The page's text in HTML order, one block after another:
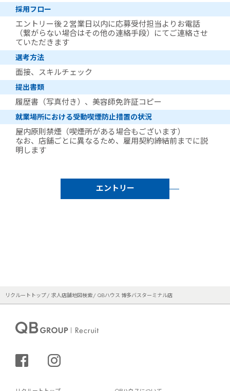
採用フロー
エントリー後２営業日以内に応募受付担当よりお電話
（繋がらない場合はその他の連絡手段）にてご連絡させ
ていただきます
選考方法
面接、スキルチェック
提出書類
履歴書（写真付き）、美容師免許証コピー
就業場所における受動喫煙防止措置の状況
屋内原則禁煙（喫煙所がある場合もございます）
なお、店舗ごとに異なるため、雇用契約締結前までに説
明します
エントリー
リクルートトップ 求人店舗地図検索 QBハウス 博多バスターミナル店
シェアする